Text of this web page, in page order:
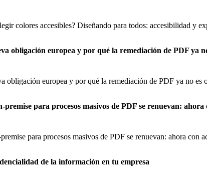
colores accesibles? Diseñando para todos: accesibilidad y
obligación europea y por qué la remediación de PDF ya
obligación europea y por qué la remediación de PDF ya no es
premise para procesos masivos de PDF se renuevan:
para procesos masivos de PDF se renuevan: ahora
de la información en tu empresa